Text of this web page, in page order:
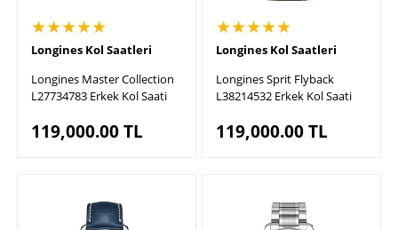
★★★★★
Longines Kol Saatleri
Longines Master Collection
L27734783 Erkek Kol Saati
119,000.00TL
★★★★★
Longines Kol Saatleri
Longines Sprit Flyback
L38214532 Erkek Kol Saati
119,000.00TL